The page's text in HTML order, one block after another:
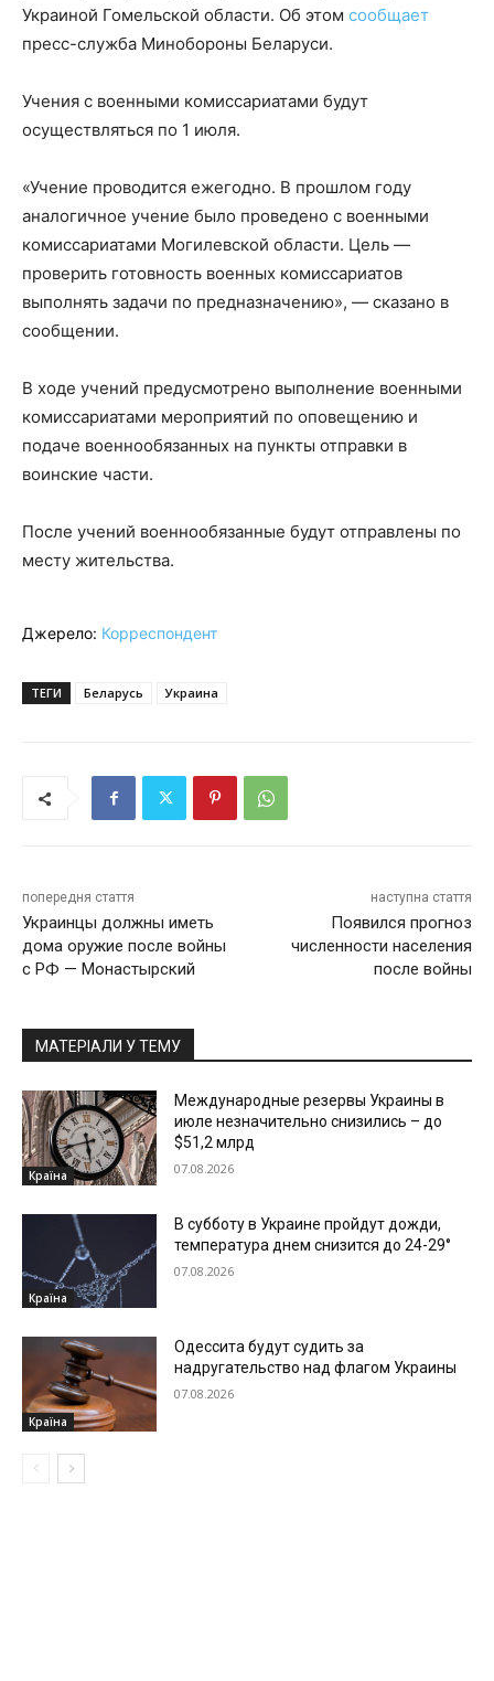
Украиной Гомельской области. Об этом сообщает
пресс-служба Минобороны Беларуси.
Учения с военными комиссариатами будут
осуществляться по 1 июля.
«Учение проводится ежегодно. В прошлом году
аналогичное учение было проведено с военными
комиссариатами Могилевской области. Цель —
проверить готовность военных комиссариатов
выполнять задачи по предназначению», — сказано в
сообщении.
В ходе учений предусмотрено выполнение военными
комиссариатами мероприятий по оповещению и
подаче военнообязанных на пункты отправки в
воинские части.
После учений военнообязанные будут отправлены по
месту жительства.
Джерело: Корреспондент
ТЕГИ Беларусь Украина
попередня стаття
Украинцы должны иметь
дома оружие после войны
с РФ — Монастырский
наступна стаття
Появился прогноз
численности населения
после войны
МАТЕРІАЛИ У ТЕМУ
Країна
Международные резервы Украины в
июле незначительно снизились – до
$51,2 млрд
07.08.2026
Країна
В субботу в Украине пройдут дожди,
температура днем снизится до 24-29°
07.08.2026
Країна
Одессита будут судить за
надругательство над флагом Украины
07.08.2026